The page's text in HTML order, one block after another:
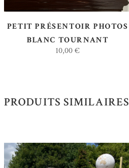
PETIT PRÉSENTOIR PHOTOS
BLANC TOURNANT
10,00€
PRODUITS SIMILAIRES